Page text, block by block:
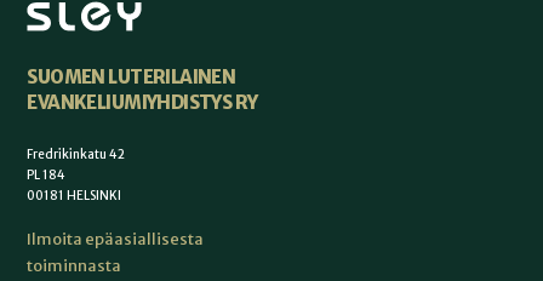
SUOMEN LUTERILAINEN
EVANKELIUMIYHDISTYS RY
Fredrikinkatu 42
PL 184
00181 HELSINKI
Ilmoita epäasiallisesta
toiminnasta